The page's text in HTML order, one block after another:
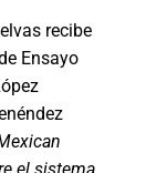
recibe
Ensayo